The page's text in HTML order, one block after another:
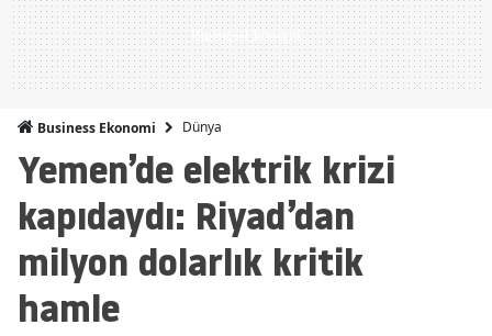
Business Ekonomi Dünya
Yemen’de elektrik krizi
kapıdaydı: Riyad’dan
milyon dolarlık kritik
hamle